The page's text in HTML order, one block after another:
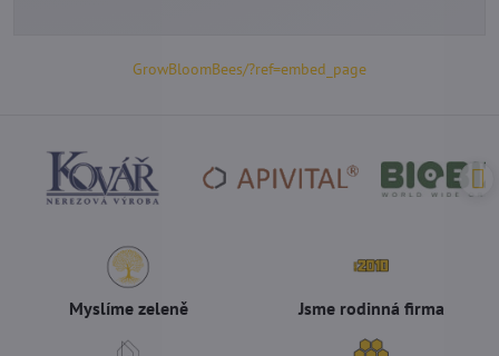
GrowBloomBees/?ref=embed_page
Myslíme zeleně Jsme rodinná firma